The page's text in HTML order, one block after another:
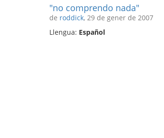
"no comprendo nada"
de roddick, 29 de gener de 2007
Llengua: Español